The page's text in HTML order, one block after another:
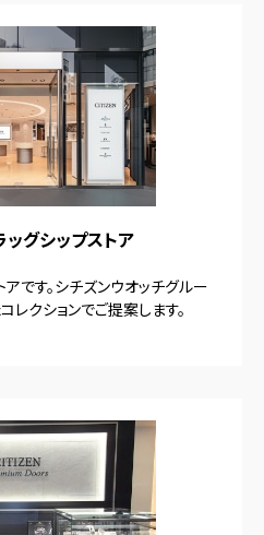
ッグシップストア
です。シチズンウオッチグルー
レクションでご提案します。